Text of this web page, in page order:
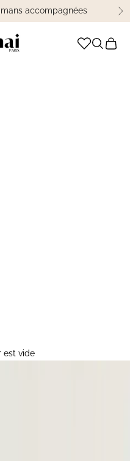
accompagnées
Ouvrir la
Voir
est vide